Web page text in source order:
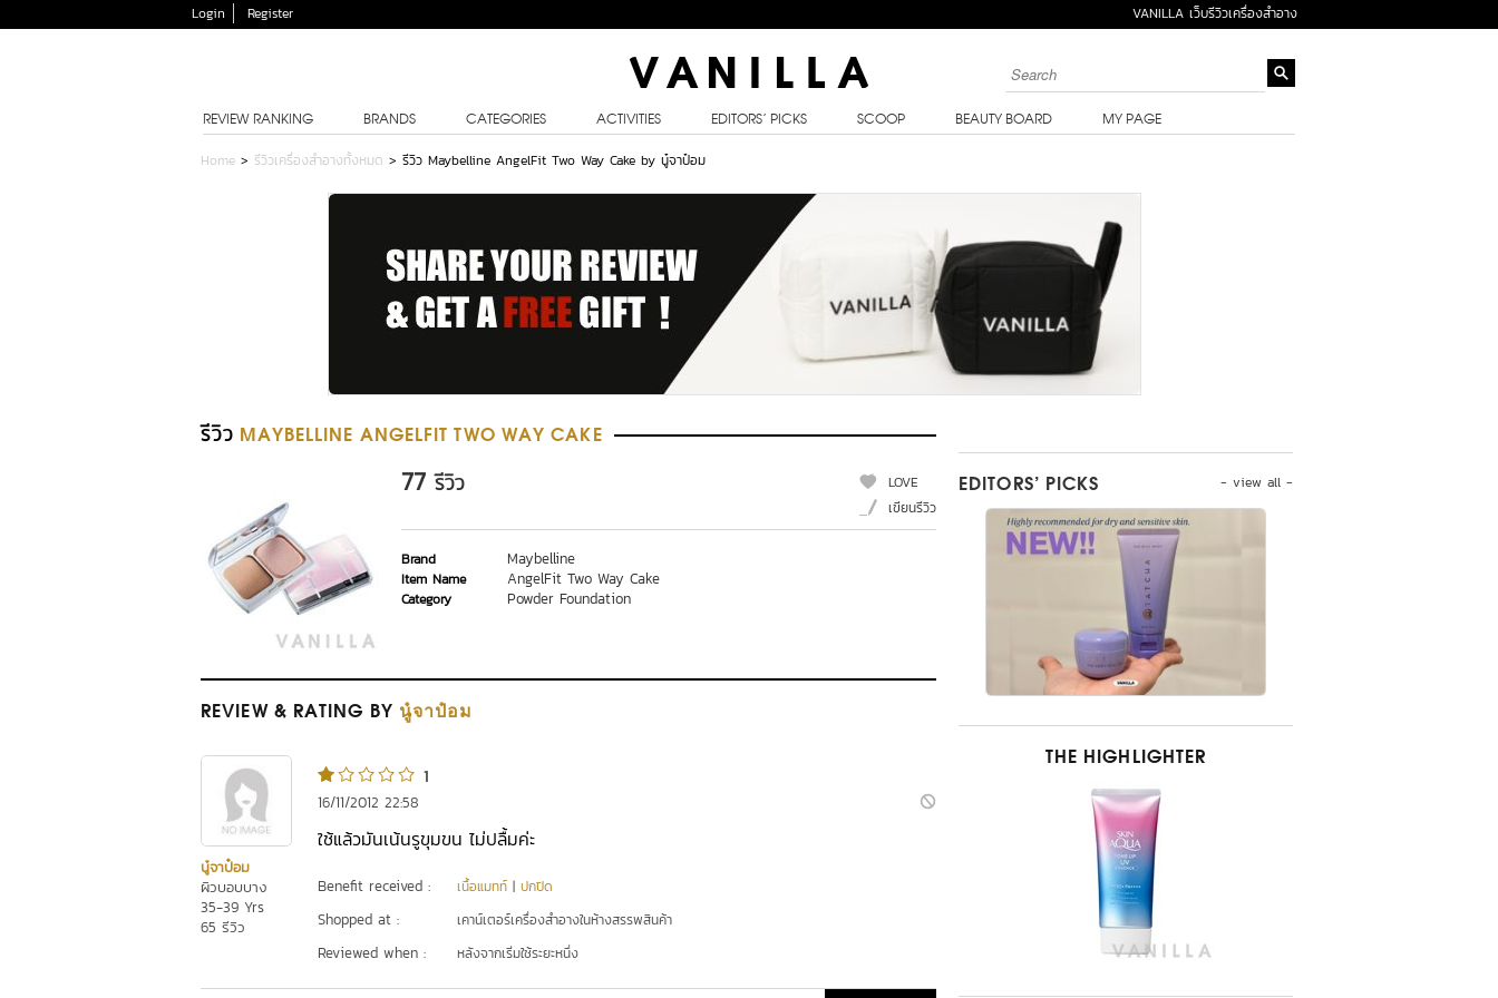
Login Register VANILLA เว็บรีวิวเครื่องสำอาง
REVIEW RANKING BRANDS CATEGORIES ACTIVITIES EDITORS’ PICKS SCOOP BEAUTY BOARD MY PAGE
Home > รีวิวเครื่องสำอางทั้งหมด > รีวิว Maybelline AngelFit Two Way Cake by นู๋จาป๋อม
รีวิว MAYBELLINE ANGELFIT TWO WAY CAKE
77 รีวิว
LOVE
เขียนรีวิว
Brand Maybelline
Item Name AngelFit Two Way Cake
Category Powder Foundation
REVIEW & RATING BY นู๋จาป๋อม
นู๋จาป๋อม
ผิวบอบบาง
35-39 Yrs
65 รีวิว
1
16/11/2012 22:58
ใช้แล้วมันเน้นรูขุมขน ไม่ปลื้มค่ะ
Benefit received : เนื้อแมทท์ | ปกปิด
Shopped at : เคาน์เตอร์เครื่องสำอางในห้างสรรพสินค้า
Reviewed when : หลังจากเริ่มใช้ระยะหนึ่ง
- view all -
EDITORS’ PICKS
THE HIGHLIGHTER